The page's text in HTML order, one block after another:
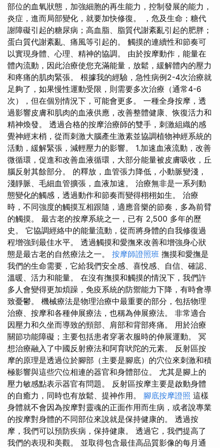
部位的血氧狀態，加強細胞的再生能力，控制發展的能力，
炎症，進而局部變化，就要加快修復。 ，危及生命；糖代
謝障礙引起的糖尿病；高血脂、脂質代謝紊亂引起的肥胖；
蛋白質代謝紊亂、痛風等引起的。 觸摸的連續性和節奏可
以實現身體、心理、精神的協調。 由於按摩動作，能量在
體內流動，因此治療使您充滿能量，放鬆，緩解體內的壓力
和疼痛的肌肉緊張。 根據我的經驗，急性病例2-4次治療就
足夠了，如果慢性運動受限，則需要多次治療（通常4-6
次），但在個別情況下，可能會更多。 一種全身按摩，透
過影響皮膚和肌肉的血液供應，改善整體健康、恢復活力和
精神煥發。 透過合格的按摩治療師的雙手，刺激組織的感
覺神經末梢，從而刺激大腦產生激素並協調植物神經系統的
活動，緩解緊張，減輕壓力的影響。 1.加速血液流動，改善
微循環，促進和改善血液循環，大部分能量被皮膚吸收，丘
腦反射其餘部分。 的釋放，血管張力降低，小動脈變淺，
淺靜脈、毛細血管擴張，血液加速。 治療無非是一系列動
態變化的觸感，透過動作和節奏而變得栩栩如生。 治療
時，不同強度的觸摸互相跟隨，適應音樂的節奏，多為前臂
的觸摸。 最古老的按摩系統之一，已有 2,500 多年的歷
史。 它協調經絡中的能量流動，從而將身體的自我修復過
程增強到最佳水平。 透過觸摸和愛撫來改善和增強身心狀
態是最古老的自然療法之一。 按摩師證照班 撫摸和愛撫是
我們的生命需要，它給我們安全感、喜悅感、自信、確認、
溫暖、活力和能量。 在沒有撫摸和觸摸的情況下，我們許
多人會變得更加煩躁，免疫系統的防禦能力下降，有時會導
致憂鬱。 機械療法是物理治療中最重要的部分，包括物理
治療、按摩和各種伸展療法，也稱為伸展療法。 非常適合
因壓力和久坐而導致的頸部、肩部和背部疼痛。 用於治療
關節功能障礙；主要包括患者穿著衣服時的伸展運動。 冥
想治療融入了中國反射療法和阿育吠陀的元素。 反射區按
摩的原理是透過位於腳部（主要是腳底）的穴位來刺激和積
極影響與這些穴位相連的器官和身體部位。 尤其是腳上的
壓力敏感點表示器官有問題。 反射區按摩主要是啟動身體
的自癒力，同時也有放鬆、提神作用。 腳底按摩證照 這樣
身體就不會因為按摩對靈魂的正面作用而生病，或者說專業
的按摩對身體的不同部位來說就是保持健康的。 透過按
摩，我們可以預防疾病，保持健康。 透過它，我們提高了
我們的表現和美觀。 並取得包含最佳高品質影像的每月通